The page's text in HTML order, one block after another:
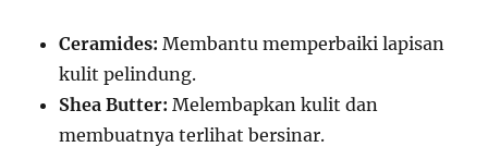
Ceramides: Membantu memperbaiki lapisan
kulit pelindung.
Shea Butter: Melembapkan kulit dan
membuatnya terlihat bersinar.